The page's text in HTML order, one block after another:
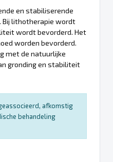
en stabiliserende
Bij lithotherapie wordt
wordt bevorderd. Het
worden bevorderd.
met de natuurlijke
gronding en stabiliteit
afkomstig
behandeling